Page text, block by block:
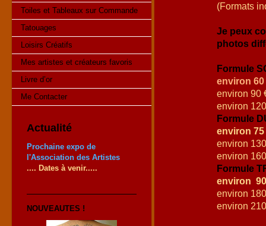
Toiles et Tableaux sur Commande
Tatouages
Loisirs Créatifs
Mes artistes et créateurs favoris
Livre d’or
Me Contacter
Actualité
Prochaine expo de
l'Association des Artistes
.... Dates à venir.....
NOUVEAUTES !
(Formats
Je peux
photos
Formule
environ
environ 90
environ
Formule
environ
environ
environ
Formule
environ
environ
environ